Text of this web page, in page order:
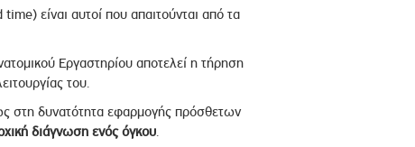
είναι αυτοί που απαιτούνται από τα
Εργαστηρίου αποτελεί η τήρηση
του.
στη δυνατότητα εφαρμογής πρόσθετων
διάγνωση ενός όγκου.